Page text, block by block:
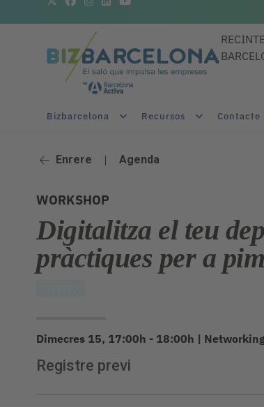
Bizbarcelona Recursos Contacte
Enrere | Agenda
WORKSHOP
Digitalitza el teu
pràctiques per a
Dimecres 15, 17:00h - 18:00h |
Registre previ